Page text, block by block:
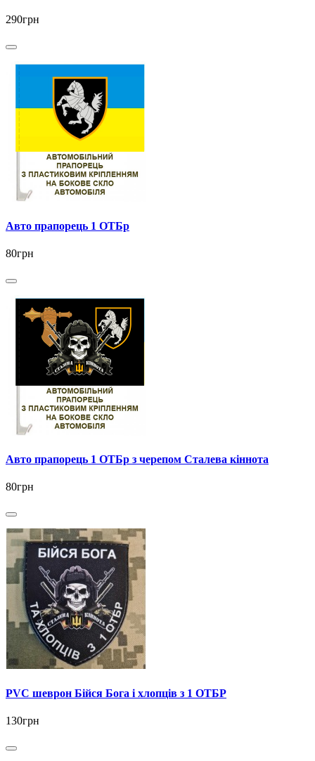
290грн
Авто прапорець 1 ОТБр
80грн
Авто прапорець 1 ОТБр з черепом Сталева кіннота
80грн
PVC шеврон Бійся Бога і хлопців з 1 ОТБР
130грн